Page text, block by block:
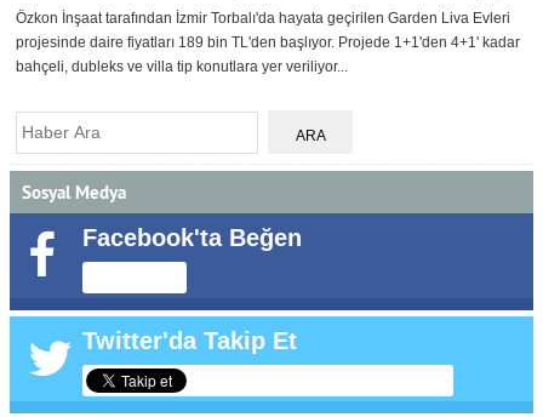
Özkon İnşaat tarafından İzmir Torbalı'da hayata geçirilen Garden Liva Evleri
projesinde daire fiyatları 189 bin TL'den başlıyor. Projede 1+1'den 4+1' kadar
bahçeli, dubleks ve villa tip konutlara yer veriliyor...
Sosyal Medya
Facebook'ta Beğen
Twitter'da Takip Et